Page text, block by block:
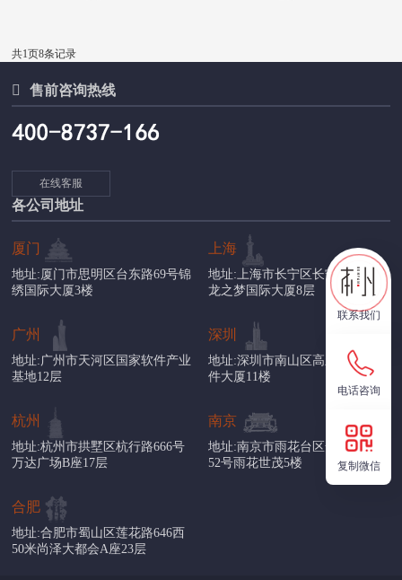
联系我们
电话咨询
复制微信
共1页8条记录
 售前咨询热线
在线客服
各公司地址
厦门
地址:厦门市思明区台东路69号锦
绣国际大厦3楼
上海
地址:上海市长宁区长宁路1018号
龙之梦国际大厦8层
广州
地址:广州市天河区国家软件产业
基地12层
深圳
地址:深圳市南山区高新中一道软
件大厦11楼
杭州
地址:杭州市拱墅区杭行路666号
万达广场B座17层
南京
地址:南京市雨花台区安德门大街
52号雨花世茂5楼
合肥
地址:合肥市蜀山区莲花路646西
50米尚泽大都会A座23层